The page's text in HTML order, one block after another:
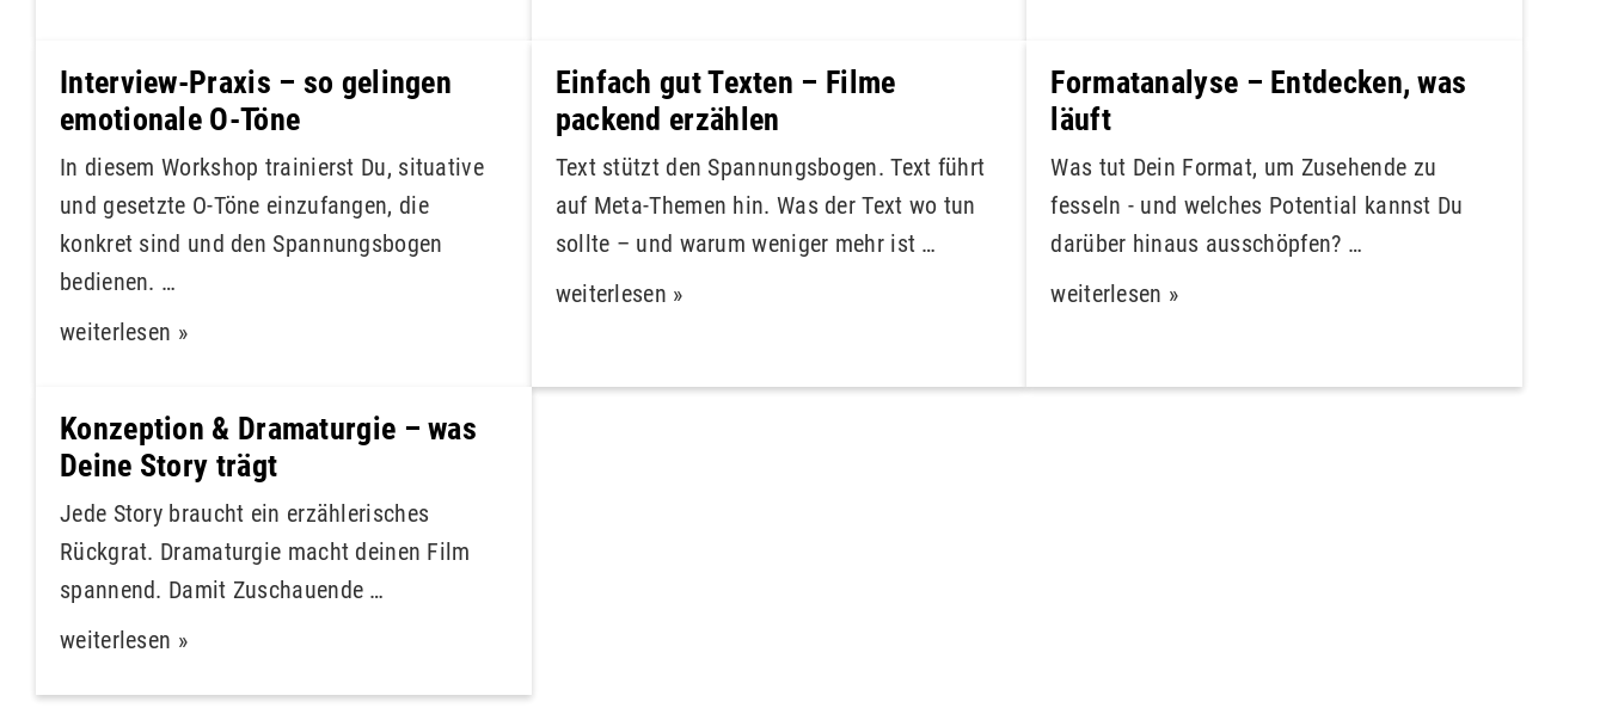
Interview-Praxis – so gelingen
emotionale O-Töne
In diesem Workshop trainierst Du, situative
und gesetzte O-Töne einzufangen, die
konkret sind und den Spannungsbogen
bedienen. …
weiterlesen »
Einfach gut Texten – Filme
packend erzählen
Text stützt den Spannungsbogen. Text führt
auf Meta-Themen hin. Was der Text wo tun
sollte – und warum weniger mehr ist …
weiterlesen »
Formatanalyse – Entdecken, was
läuft
Was tut Dein Format, um Zusehende zu
fesseln - und welches Potential kannst Du
darüber hinaus ausschöpfen? …
weiterlesen »
Konzeption & Dramaturgie – was
Deine Story trägt
Jede Story braucht ein erzählerisches
Rückgrat. Dramaturgie macht deinen Film
spannend. Damit Zuschauende …
weiterlesen »